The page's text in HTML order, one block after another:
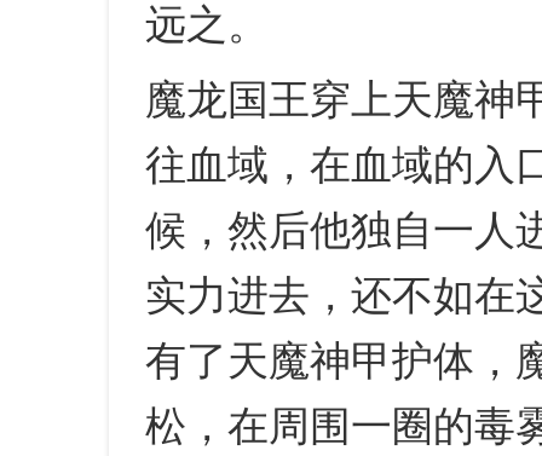
远之。
魔龙国王穿上天魔神
往血域，在血域的入
候，然后他独自一人
实力进去，还不如在
有了天魔神甲护体，
松，在周围一圈的毒